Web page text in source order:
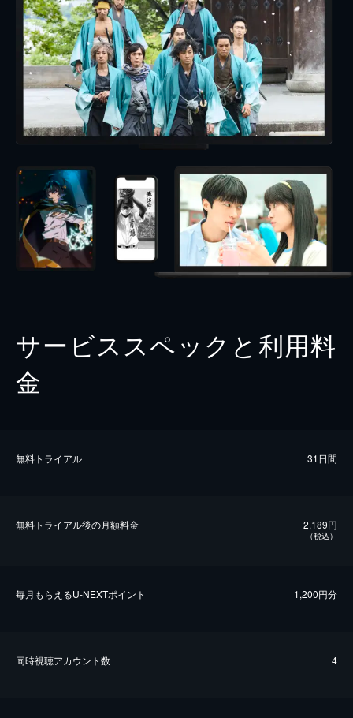
サービススペックと利用料
金
無料トライアル 31日間
無料トライアル後の⽉額料金 2,189円
（税込）
毎⽉もらえるU-NEXTポイント 1,200円分
同時視聴アカウント数 4